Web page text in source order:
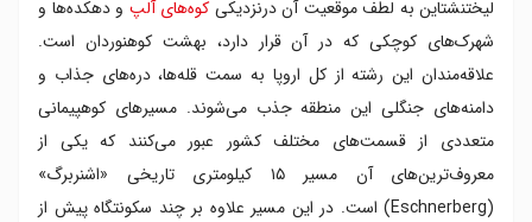
لیختنشتاین به لطف موقعیت آن درنزدیکی کوه‌های آلپ و دهکده‌ها و
شهرک‌های کوچکی که در آن قرار دارد، بهشت کوهنوردان است.
علاقه‌مندان این رشته از کل اروپا به سمت قله‌ها، دره‌های جذاب و
دامنه‌های جنگلی این منطقه جذب می‌شوند. مسیرهای کوهپیمانی
متعددی از قسمت‌های مختلف کشور عبور می‌کنند که یکی از
معروف‌ترین‌های آن مسیر ۱۵ کیلومتری تاریخی «اشنربرگ»
(Eschnerberg) است. در این مسیر علاوه بر چند سکونتگاه پیش از